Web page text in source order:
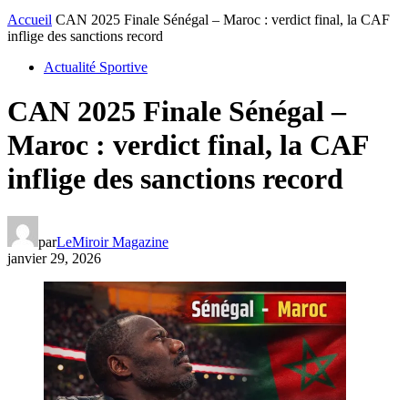
Accueil CAN 2025 Finale Sénégal – Maroc : verdict final, la CAF
inflige des sanctions record
Actualité Sportive
CAN 2025 Finale Sénégal –
Maroc : verdict final, la CAF
inflige des sanctions record
parLeMiroir Magazine
janvier 29, 2026